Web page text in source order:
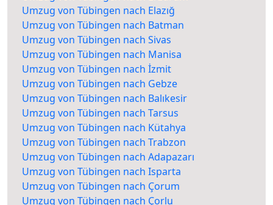
Umzug von Tübingen nach Elazığ
Umzug von Tübingen nach Batman
Umzug von Tübingen nach Sivas
Umzug von Tübingen nach Manisa
Umzug von Tübingen nach İzmit
Umzug von Tübingen nach Gebze
Umzug von Tübingen nach Balıkesir
Umzug von Tübingen nach Tarsus
Umzug von Tübingen nach Kütahya
Umzug von Tübingen nach Trabzon
Umzug von Tübingen nach Adapazarı
Umzug von Tübingen nach Isparta
Umzug von Tübingen nach Çorum
Umzug von Tübingen nach Çorlu